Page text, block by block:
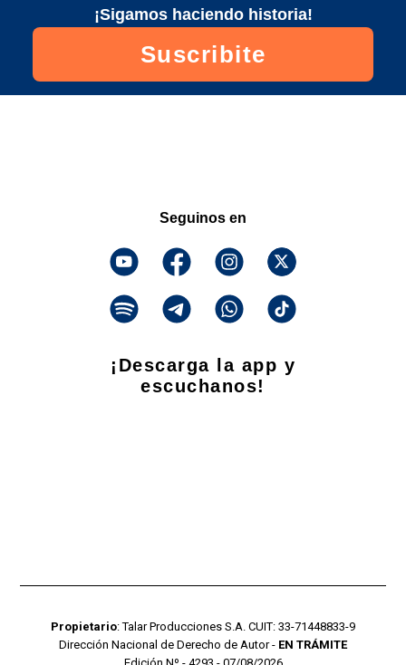
¡Sigamos haciendo historia!
Suscribite
Seguinos en
¡Descarga la app y
escuchanos!
Propietario: Talar Producciones S.A. CUIT: 33-71448833-9
Dirección Nacional de Derecho de Autor - EN TRÁMITE